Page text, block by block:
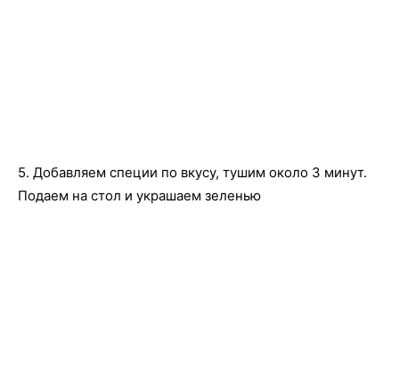
5. Добавляем специи по вкусу, тушим около 3 минут.
Подаем на стол и украшаем зеленью